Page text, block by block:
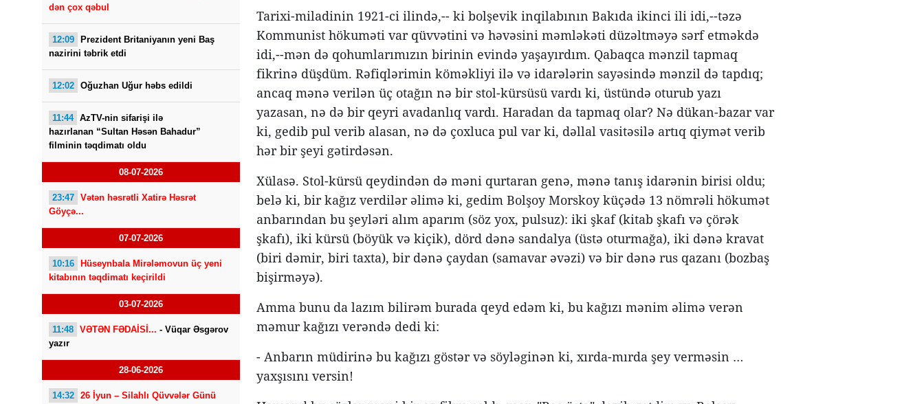
dən çox qəbul
12:09
Prezident Britaniyanın yeni Baş
nazirini təbrik etdi
12:02 Oğuzhan Uğur həbs edildi
11:44 AzTV-nin sifarişi ilə
hazırlanan “Sultan Həsən Bahadur”
filminin təqdimatı oldu
08-07-2026
23:47 Vətən həsrətli Xatirə Həsrət
Göyçə...
07-07-2026
10:16
Hüseynbala Mirələmovun üç yeni
kitabının təqdimatı keçirildi
03-07-2026
11:48 VƏTƏN FƏDAİSİ... - Vüqar Əsgərov
yazır
28-06-2026
14:32 26 İyun – Silahlı Qüvvələr Günü
Tarixi-miladinin 1921-ci ilində,-- ki bolşevik inqilabının Bakıda ikinci ili idi,--təzə
Kommunist hökuməti var qüvvətini və həvəsini məmləkəti düzəltməyə sərf etməkdə
idi,--mən də qohumlarımızın birinin evində yaşayırdım. Qabaqca mənzil tapmaq
fikrinə düşdüm. Rəfiqlərimin köməkliyi ilə və idarələrin sayəsində mənzil də tapdıq;
ancaq mənə verilən üç otağın nə bir stol-kürsüsü vardı ki, üstündə oturub yazı
yazasan, nə də bir qeyri avadanlıq vardı. Haradan da tapmaq olar? Nə dükan-bazar var
ki, gedib pul verib alasan, nə də çoxluca pul var ki, dəllal vasitəsilə artıq qiymət verib
hər bir şeyi gətirdəsən.
Xülasə. Stol-kürsü qeydindən də məni qurtaran genə, mənə tanış idarənin birisi oldu;
belə ki, bir kağız verdilər əlimə ki, gedim Bolşoy Morskoy küçədə 13 nömrəli hökumət
anbarından bu şeyləri alım aparım (söz yox, pulsuz): iki şkaf (kitab şkafı və çörək
şkafı), iki kürsü (böyük və kiçik), dörd dənə sandalya (üstə oturmağa), iki dənə kravat
(biri dəmir, biri taxta), bir dənə çaydan (samavar əvəzi) və bir dənə rus qazanı (bozbaş
bişirməyә).
Amma bunu da lazım bilirəm burada qeyd edəm ki, bu kağızı mənim əlimə verən
məmur kağızı verəndə dedi ki:
- Anbarın müdirinə bu kağızı göstər və söyləginən ki, xırda-mırda şey verməsin …
yaxşısını versin!